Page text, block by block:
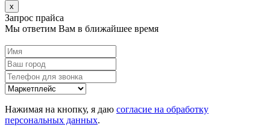
x
Запрос прайса
Мы ответим Вам в ближайшее время
Нажимая на кнопку, я даю согласие на обработку
персональных данных.